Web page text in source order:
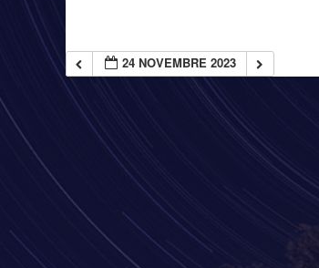
24 NOVEMBRE 2023